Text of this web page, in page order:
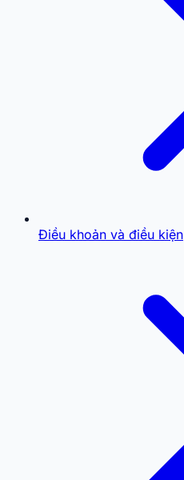
Điều khoản và điều kiện